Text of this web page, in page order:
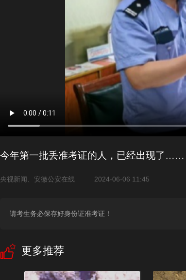
今年第一批丢准考证的人，已经出现了……
央视新闻、安徽公安在线 2024-06-06 11:45
请考生务必保存好身份证准考证！
更多推荐